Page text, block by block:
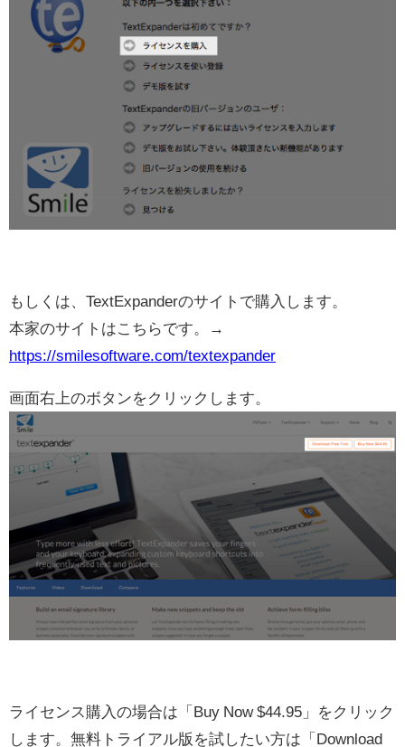
もしくは、TextExpanderのサイトで購入します。
本家のサイトはこちらです。→
https://smilesoftware.com/textexpander
画面右上のボタンをクリックします。
ライセンス購入の場合は「Buy Now $44.95」をクリック
します。無料トライアル版を試したい方は「Download